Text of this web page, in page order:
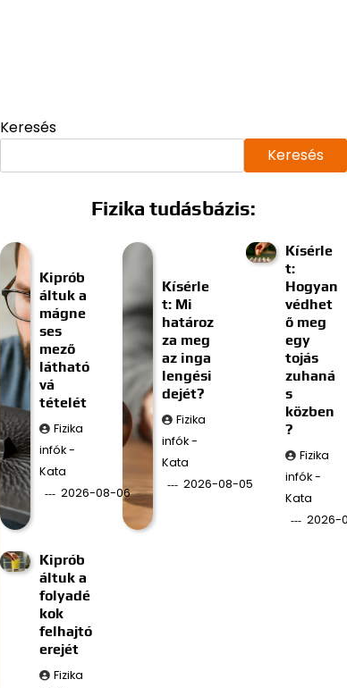
Keresés
Keresés
Fizika tudásbázis:
Kiprób
áltuk a
mágne
ses
mező
látható
vá
tételét
Fizika
infók -
Kata
2026-08-06
Kísérle
t: Mi
határoz
za meg
az inga
lengési
dejét?
Fizika
infók -
Kata
2026-08-05
Kísérle
t:
Hogyan
védhet
ő meg
egy
tojás
zuhaná
s
közben
?
Fizika
infók -
Kata
2026-
Kiprób
áltuk a
folyadé
kok
felhajtó
erejét
Fizika